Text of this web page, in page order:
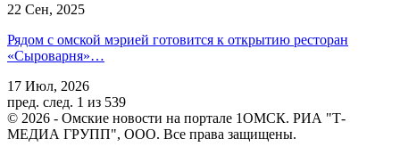
22 Сен, 2025
Рядом с омской мэрией готовится к открытию ресторан
«Сыроварня»…
17 Июл, 2026
пред. след. 1 из 539
© 2026 - Омские новости на портале 1ОМСК. РИА "Т-
МЕДИА ГРУПП", ООО. Все права защищены.